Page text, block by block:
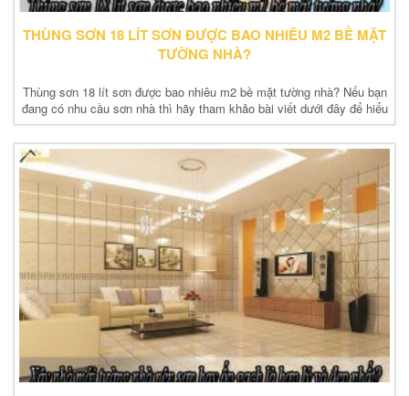
THÙNG SƠN 18 LÍT SƠN ĐƯỢC BAO NHIÊU M2 BỀ MẶT
TƯỜNG NHÀ?
Thùng sơn 18 lít sơn được bao nhiêu m2 bề mặt tường nhà? Nếu bạn
đang có nhu cầu sơn nhà thì hãy tham khảo bài viết dưới đây để hiểu
rõ hơn nhé.